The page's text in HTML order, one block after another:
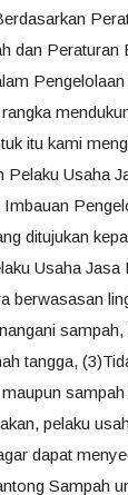
dan Peraturan
itu kami
Pelaku Usaha
Imbauan
ditujukan
Usaha Jasa
berwasasan
tangga,
pelaku
dapat
Sampah